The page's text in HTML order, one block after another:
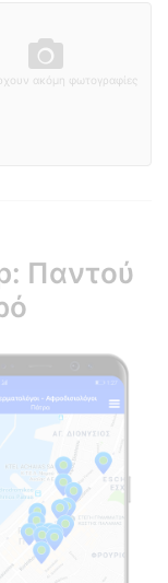
ακόμη φωτογραφίες
Παντού